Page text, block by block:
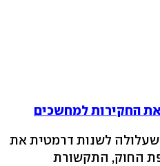
החקירות למחשכים
לשנות דרמטית את
החוק, התקשורת